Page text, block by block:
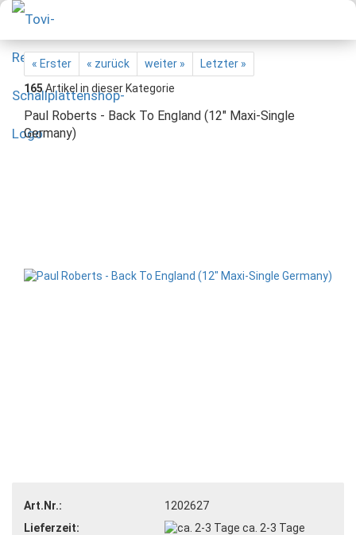
« Erster « zurück weiter »
Letzter »
165Artikel in dieser Kategorie
Paul Roberts - Back To England (12" Maxi-Single
Germany)
Art.Nr.:
1202627
Lieferzeit:
ca. 2-3 Tage